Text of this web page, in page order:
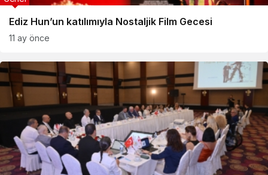
Ediz Hun’un katılımıyla Nostaljik Film Gecesi
11 ay önce